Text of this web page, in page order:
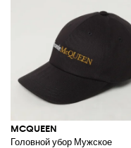
Открой для себя
на Giglio.com и
доставки.
Смотреть все
MCQUEEN
Головной убор Мужское